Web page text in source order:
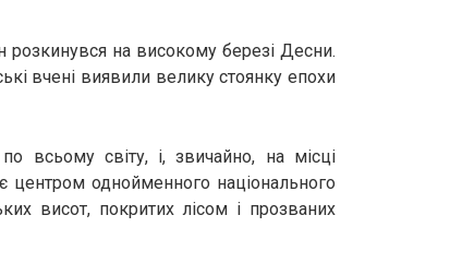
на високому березі Десни.
вчені виявили велику стоянку епохи
всьому світу, і, звичайно, на місці
однойменного національного
висот, покритих лісом і прозваних